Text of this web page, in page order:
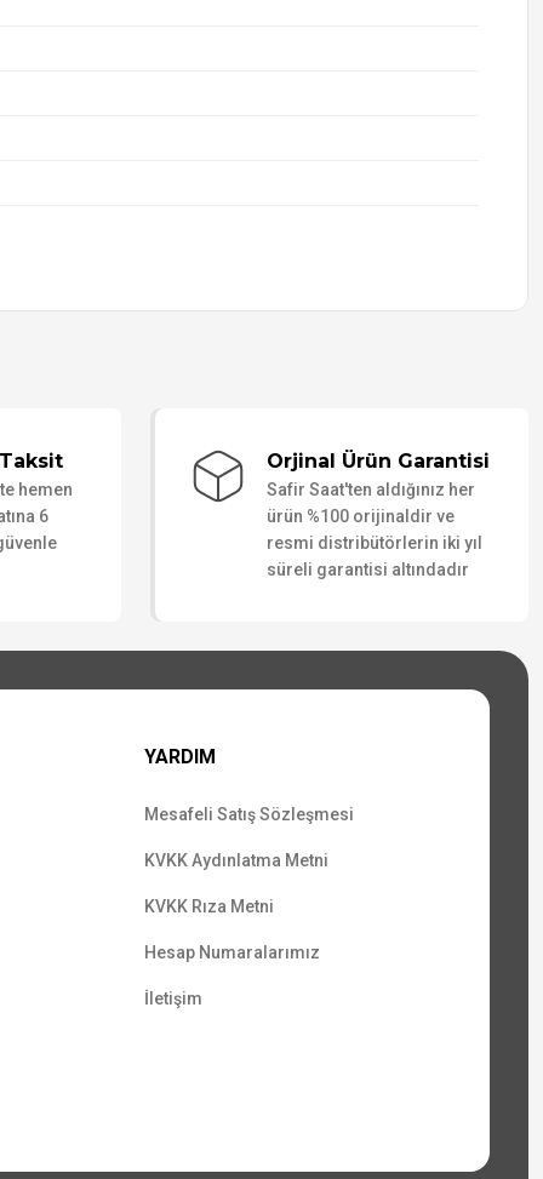
hemen
6
Orjinal Ürün Garantisi
Safir Saat'ten aldığınız her
ürün %100 orijinaldir ve
resmi distribütörlerin iki yıl
süreli garantisi altındadır
YARDIM
Mesafeli Satış Sözleşmesi
KVKK Aydınlatma Metni
KVKK Rıza Metni
Hesap Numaralarımız
İletişim